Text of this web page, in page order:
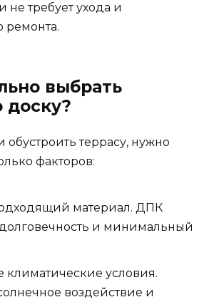
не требует ухода и
ремонта.
выбрать
доску?
террасу, нужно
факторов:
материал. ДПК
и минимальный
климатические условия.
воздействие и